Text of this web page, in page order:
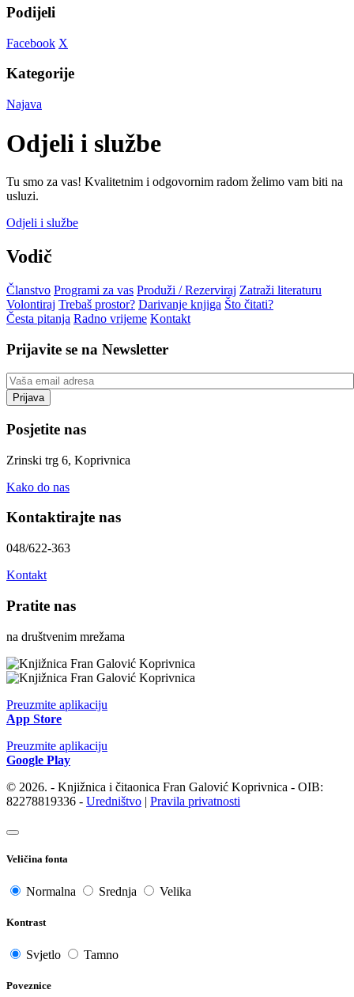
Podijeli
Facebook X
Kategorije
Najava
Odjeli i službe
Tu smo za vas! Kvalitetnim i odgovornim radom želimo vam biti na
usluzi.
Odjeli i službe
Vodič
Članstvo Programi za vas Produži / Rezerviraj Zatraži literaturu
Volontiraj Trebaš prostor? Darivanje knjiga Što čitati?
Česta pitanja Radno vrijeme Kontakt
Prijavite se na Newsletter
Posjetite nas
Zrinski trg 6, Koprivnica
Kako do nas
Kontaktirajte nas
048/622-363
Kontakt
Pratite nas
na društvenim mrežama
Preuzmite aplikaciju
App Store
Preuzmite aplikaciju
Google Play
© 2026. - Knjižnica i čitaonica Fran Galović Koprivnica - OIB:
82278819336 - Uredništvo | Pravila privatnosti
Veličina fonta
Normalna Srednja Velika
Kontrast
Svjetlo Tamno
Poveznice